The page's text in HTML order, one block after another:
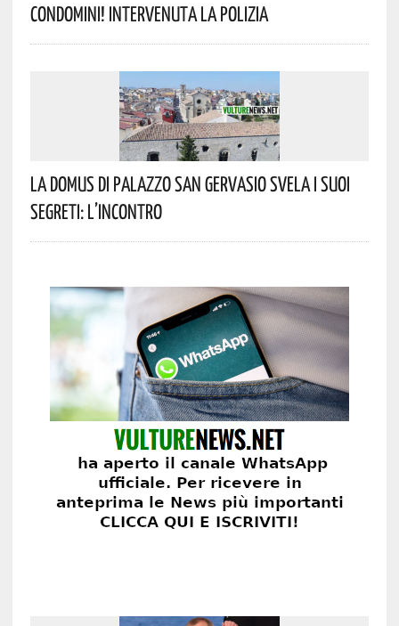
Condomini! Intervenuta La Polizia
La Domus Di Palazzo San Gervasio Svela I Suoi
Segreti: L’incontro